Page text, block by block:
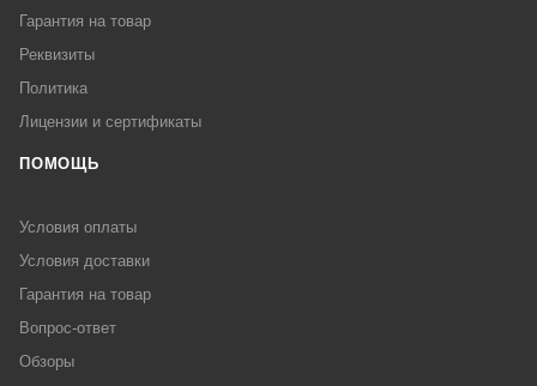
Гарантия на товар
Реквизиты
Политика
Лицензии и сертификаты
ПОМОЩЬ
Условия оплаты
Условия доставки
Гарантия на товар
Вопрос-ответ
Обзоры